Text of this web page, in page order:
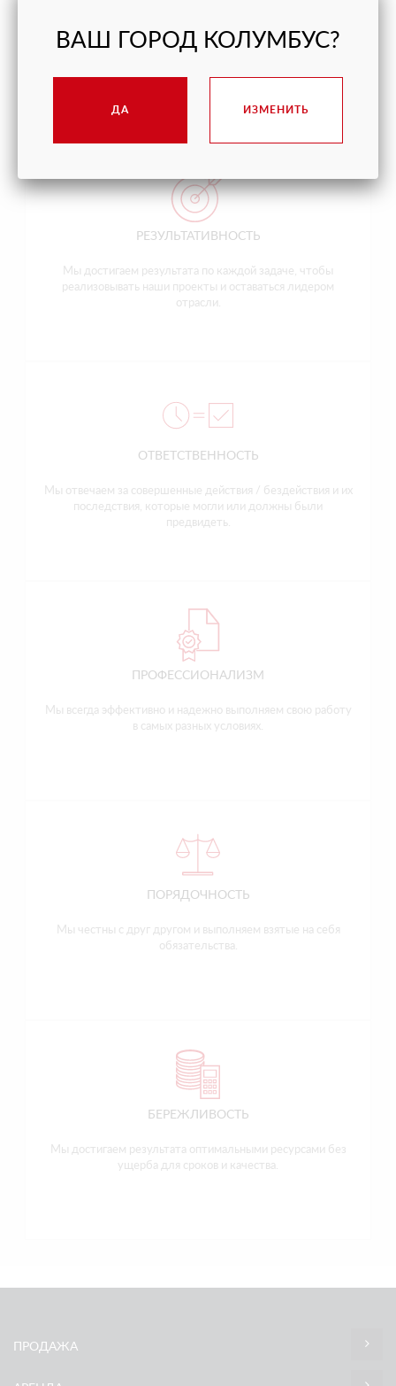
Мы делаем каждое дело так, чтобы исключить
РЕЗУЛЬТАТИВНОСТЬ
Мы достигаем результата по каждой задаче, чтобы
реализовывать наши проекты и оставаться лидером
отрасли.
ОТВЕТСТВЕННОСТЬ
Мы отвечаем за совершенные действия / бездействия и их
последствия, которые могли или должны были
предвидеть.
ПРОФЕССИОНАЛИЗМ
Мы всегда эффективно и надежно выполняем свою работу
в самых разных условиях.
ПОРЯДОЧНОСТЬ
Мы честны с друг другом и выполняем взятые на себя
обязательства.
БЕРЕЖЛИВОСТЬ
Мы достигаем результата оптимальными ресурсами без
ущерба для сроков и качества.
ПРОДАЖА
ВАШ ГОРОД КОЛУМБУС?
ДА ИЗМЕНИТЬ